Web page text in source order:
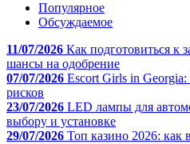
Популярное
Обсуждаемое
11/07/2026 Как подготовиться к
шансы на одобрение
07/07/2026 Escort Girls in
рисков
23/07/2026 LED лампы для
выбору и установке
29/07/2026 Топ казино 2026: